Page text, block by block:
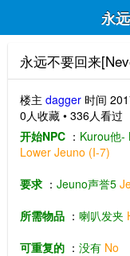
永
永远不要回来
楼主 dagger 时间
0人收藏 • 336人看过
开始NPC ： Kurou他-
Lower Jeuno (I-7)
要求 ： Jeuno声誉5
所需物品 ： 喇叭发夹
可重复的 ： 没有 No